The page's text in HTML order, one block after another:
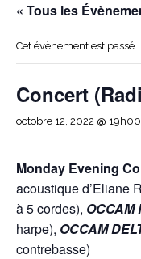
« Tous les
Cet évènement est passé.
Concert
octobre 12, 2022 @ 19h00
Monday Evening
acoustique d’Eliane
à 5 cordes), OCCAM
harpe), OCCAMD
contrebasse)